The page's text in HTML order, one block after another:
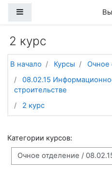
2 курс
В начало Курсы
Очное
08.02.15
строительстве
2 курс
Категории курсов: